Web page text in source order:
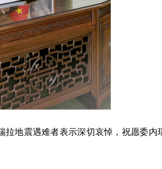
地震遇难者表示深切哀悼，祝愿委内